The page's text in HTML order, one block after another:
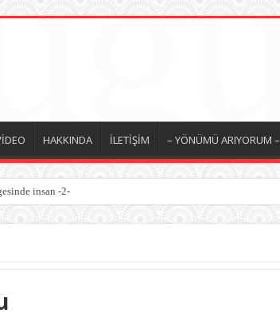
HAKKINDA İLETİŞİM – YÖNÜMÜ ARIYORUM –
insan -2-
insan -1-